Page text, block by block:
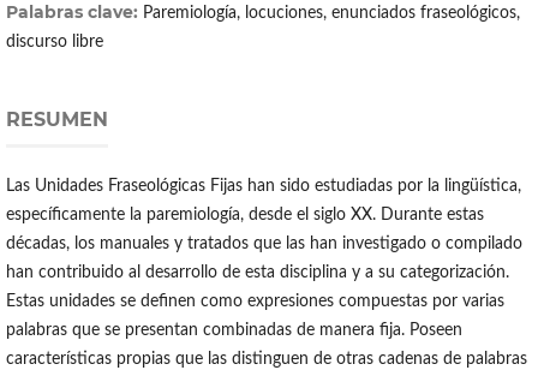
Palabras clave: Paremiología, locuciones, enunciados fraseológicos,
discurso libre
RESUMEN
Las Unidades Fraseológicas Fijas han sido estudiadas por la lingüística,
específicamente la paremiología, desde el siglo XX. Durante estas
décadas, los manuales y tratados que las han investigado o compilado
han contribuido al desarrollo de esta disciplina y a su categorización.
Estas unidades se definen como expresiones compuestas por varias
palabras que se presentan combinadas de manera fija. Poseen
características propias que las distinguen de otras cadenas de palabras